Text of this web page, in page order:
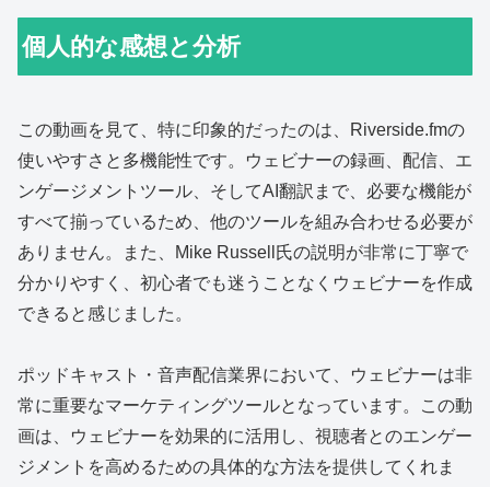
個人的な感想と分析
この動画を見て、特に印象的だったのは、Riverside.fmの
使いやすさと多機能性です。ウェビナーの録画、配信、エ
ンゲージメントツール、そしてAI翻訳まで、必要な機能が
すべて揃っているため、他のツールを組み合わせる必要が
ありません。また、Mike Russell氏の説明が非常に丁寧で
分かりやすく、初心者でも迷うことなくウェビナーを作成
できると感じました。
ポッドキャスト・音声配信業界において、ウェビナーは非
常に重要なマーケティングツールとなっています。この動
画は、ウェビナーを効果的に活用し、視聴者とのエンゲー
ジメントを高めるための具体的な方法を提供してくれま